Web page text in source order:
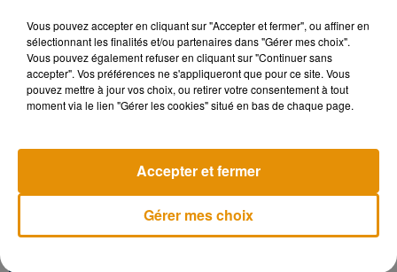
tenté de mettre fin à ses jours après cette affaire. « Je me
sentais coupable. Ils avaient un enfant. J’avais l’impression
d’avoir détruit une famille » expliquait-il.
Reste désormais à savoir si le projet Billy & Mepourra
Musique
Vous pouvez accepter en cliquant sur "Accepter et fermer", ou affiner en
sélectionnant les finalités et/ou partenaires dans "Gérer mes choix".
Vous pouvez également refuser en cliquant sur "Continuer sans
accepter". Vos préférences ne s'appliqueront que pour ce site. Vous
pouvez mettre à jour vos choix, ou retirer votre consentement à tout
moment via le lien "Gérer les cookies" situé en bas de chaque page.
Gérer mes choix
Accepter et fermer